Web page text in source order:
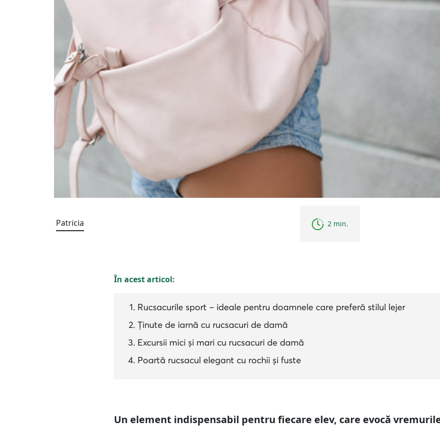
Patricia 2 min.
În acest articol:
Rucsacurile sport – ideale pentru doamnele care preferă stilul lejer
Ținute de iarnă cu rucsacuri de damă
Excursii mici și mari cu rucsacuri de damă
Poartă rucsacul elegant cu rochii și fuste
Un element indispensabil pentru fiecare elev, care evocă